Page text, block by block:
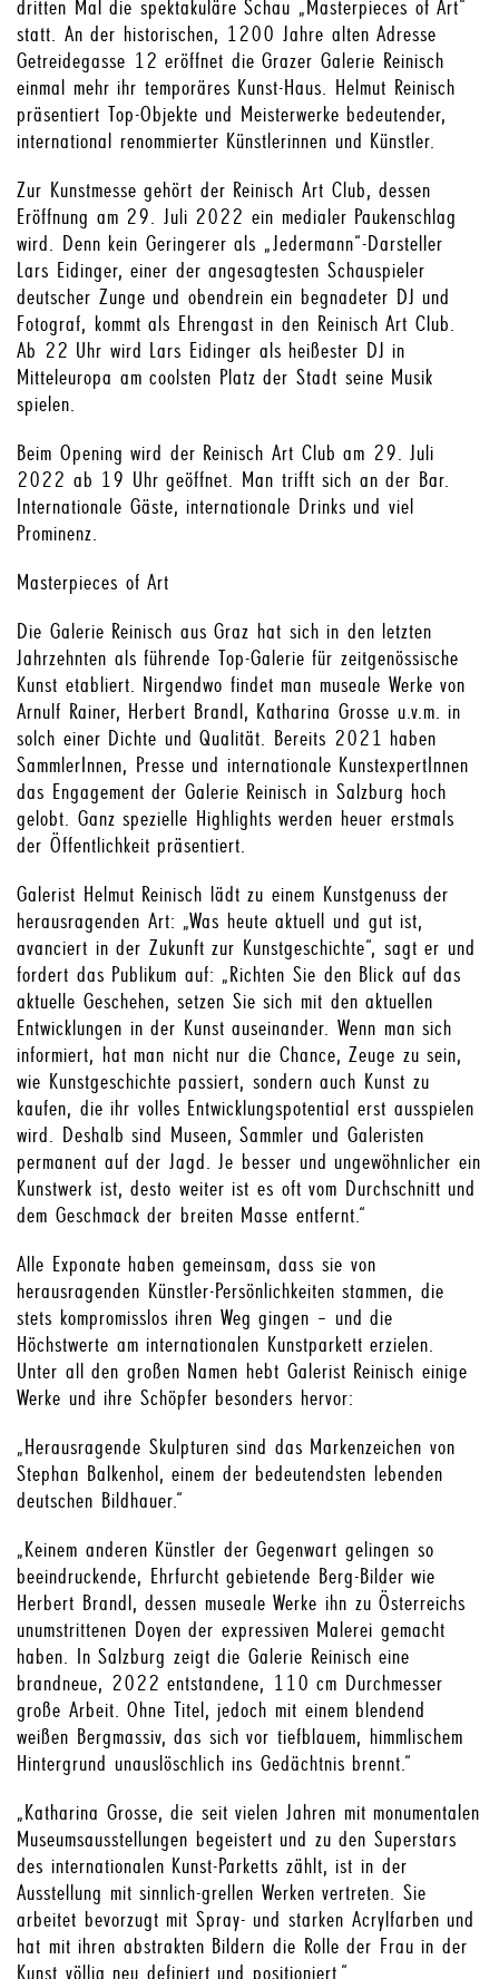
dritten Mal die spektakuläre Schau „Masterpieces of Art“
statt. An der historischen, 1200 Jahre alten Adresse
Getreidegasse 12 eröffnet die Grazer Galerie Reinisch
einmal mehr ihr temporäres Kunst-Haus. Helmut Reinisch
präsentiert Top-Objekte und Meisterwerke bedeutender,
international renommierter Künstlerinnen und Künstler.
Zur Kunstmesse gehört der Reinisch Art Club, dessen
Eröffnung am 29. Juli 2022 ein medialer Paukenschlag
wird. Denn kein Geringerer als „Jedermann“-Darsteller
Lars Eidinger, einer der angesagtesten Schauspieler
deutscher Zunge und obendrein ein begnadeter DJ und
Fotograf, kommt als Ehrengast in den Reinisch Art Club.
Ab 22 Uhr wird Lars Eidinger als heißester DJ in
Mitteleuropa am coolsten Platz der Stadt seine Musik
spielen.
Beim Opening wird der Reinisch Art Club am 29. Juli
2022 ab 19 Uhr geöffnet. Man trifft sich an der Bar.
Internationale Gäste, internationale Drinks und viel
Prominenz.
Masterpieces of Art
Die Galerie Reinisch aus Graz hat sich in den letzten
Jahrzehnten als führende Top-Galerie für zeitgenössische
Kunst etabliert. Nirgendwo findet man museale Werke von
Arnulf Rainer, Herbert Brandl, Katharina Grosse u.v.m. in
solch einer Dichte und Qualität. Bereits 2021 haben
SammlerInnen, Presse und internationale KunstexpertInnen
das Engagement der Galerie Reinisch in Salzburg hoch
gelobt. Ganz spezielle Highlights werden heuer erstmals
der Öffentlichkeit präsentiert.
Galerist Helmut Reinisch lädt zu einem Kunstgenuss der
herausragenden Art: „Was heute aktuell und gut ist,
avanciert in der Zukunft zur Kunstgeschichte“, sagt er und
fordert das Publikum auf: „Richten Sie den Blick auf das
aktuelle Geschehen, setzen Sie sich mit den aktuellen
Entwicklungen in der Kunst auseinander. Wenn man sich
informiert, hat man nicht nur die Chance, Zeuge zu sein,
wie Kunstgeschichte passiert, sondern auch Kunst zu
kaufen, die ihr volles Entwicklungspotential erst ausspielen
wird. Deshalb sind Museen, Sammler und Galeristen
permanent auf der Jagd. Je besser und ungewöhnlicher ein
Kunstwerk ist, desto weiter ist es oft vom Durchschnitt und
dem Geschmack der breiten Masse entfernt.“
Alle Exponate haben gemeinsam, dass sie von
herausragenden Künstler-Persönlichkeiten stammen, die
stets kompromisslos ihren Weg gingen – und die
Höchstwerte am internationalen Kunstparkett erzielen.
Unter all den großen Namen hebt Galerist Reinisch einige
Werke und ihre Schöpfer besonders hervor:
„Herausragende Skulpturen sind das Markenzeichen von
Stephan Balkenhol, einem der bedeutendsten lebenden
deutschen Bildhauer.“
„Keinem anderen Künstler der Gegenwart gelingen so
beeindruckende, Ehrfurcht gebietende Berg-Bilder wie
Herbert Brandl, dessen museale Werke ihn zu Österreichs
unumstrittenen Doyen der expressiven Malerei gemacht
haben. In Salzburg zeigt die Galerie Reinisch eine
brandneue, 2022 entstandene, 110 cm Durchmesser
große Arbeit. Ohne Titel, jedoch mit einem blendend
weißen Bergmassiv, das sich vor tiefblauem, himmlischem
Hintergrund unauslöschlich ins Gedächtnis brennt.“
„Katharina Grosse, die seit vielen Jahren mit monumentalen
Museumsausstellungen begeistert und zu den Superstars
des internationalen Kunst-Parketts zählt, ist in der
Ausstellung mit sinnlich-grellen Werken vertreten. Sie
arbeitet bevorzugt mit Spray- und starken Acrylfarben und
hat mit ihren abstrakten Bildern die Rolle der Frau in der
Kunst völlig neu definiert und positioniert.“